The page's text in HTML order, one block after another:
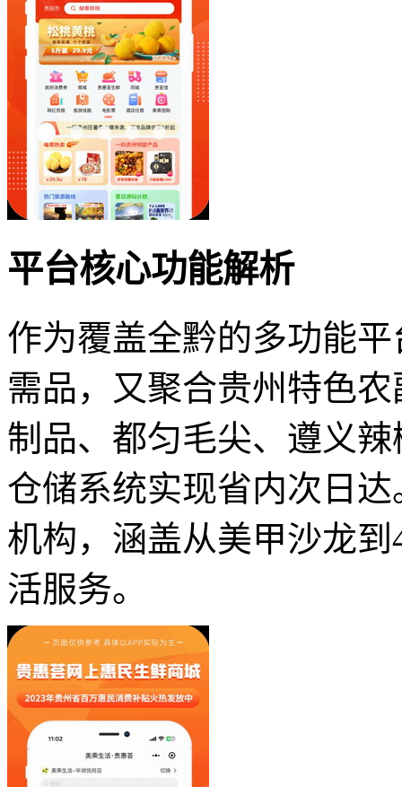
平台核心功能解析
作为覆盖全黔的多功能
需品，又聚合贵州特色
制品、都匀毛尖、遵义
仓储系统实现省内次日
机构，涵盖从美甲沙龙
活服务。